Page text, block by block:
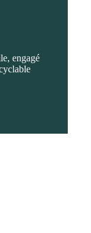
engagé